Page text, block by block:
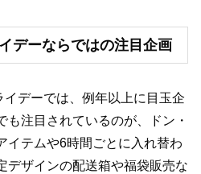
デーならではの注目企画
デーでは、例年以上に目玉企
も注目されているのが、ドン・
イテムや6時間ごとに入れ替わ
デザインの配送箱や福袋販売な